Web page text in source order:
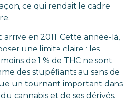
ce qui rendait le cadre
en 2011. Cette année-là,
une limite claire : les
de 1 % de THC ne sont
des stupéfiants au sens de
un tournant important dans
cannabis et de ses dérivés.